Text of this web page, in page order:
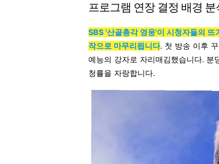
프로그램 연장 결정 배경 분
SBS '산골총각 영웅'이 시청자들의
작으로 마무리됩니다. 첫 방송 이후
예능의 강자로 자리매김했습니다. 분
청률을 자랑합니다.